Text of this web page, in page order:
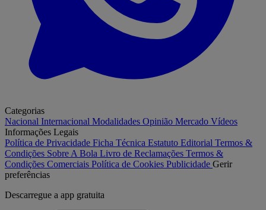
Categorias
Nacional Internacional Modalidades Opinião Mercado Vídeos
Informações Legais
Política de Privacidade Ficha Técnica Estatuto Editorial Termos &
Condições Sobre A Bola Livro de Reclamações Termos &
Condições Comerciais Política de Cookies Publicidade Gerir
preferências
Descarregue a app gratuita